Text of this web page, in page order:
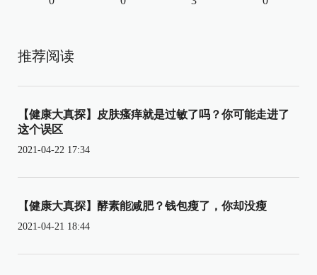
推荐阅读
【健康大真探】皮肤瘙痒就是过敏了吗？你可能走进了
这个误区
2021-04-22 17:34
【健康大真探】酵素能减肥？钱包瘦了，你却没瘦
2021-04-21 18:44